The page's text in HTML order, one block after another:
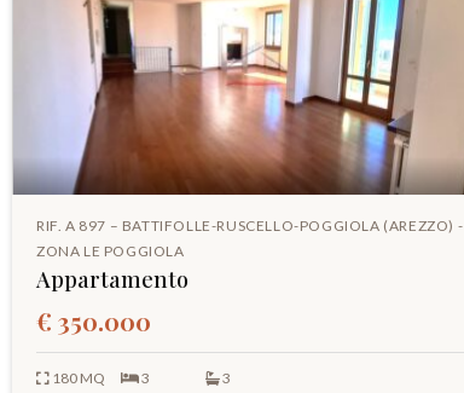
RIF. A 897 – BATTIFOLLE-RUSCELLO-POGGIOLA (AREZZO) -
ZONA LE POGGIOLA
Appartamento
€ 350.000
180 MQ 3 3